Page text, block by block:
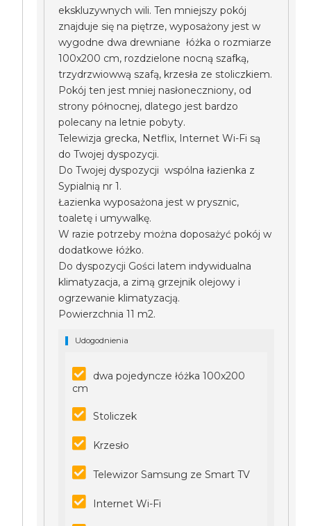
ekskluzywnych wili. Ten mniejszy pokój
znajduje się na piętrze, wyposażony jest w
wygodne dwa drewniane łóżka o rozmiarze
100x200 cm, rozdzielone nocną szafką,
trzydrzwiowwą szafą, krzesła ze stoliczkiem.
Pokój ten jest mniej nasłoneczniony, od
strony północnej, dlatego jest bardzo
polecany na letnie pobyty.
Telewizja grecka, Netflix, Internet Wi-Fi są
do Twojej dyspozycji.
Do Twojej dyspozycji wspólna łazienka z
Sypialnią nr 1.
Łazienka wyposażona jest w prysznic,
toaletę i umywalkę.
W razie potrzeby można doposażyć pokój w
dodatkowe łóżko.
Do dyspozycji Gości latem indywidualna
klimatyzacja, a zimą grzejnik olejowy i
ogrzewanie klimatyzacją.
Powierzchnia 11 m2.
Udogodnienia
dwa pojedyncze łóżka 100x200
cm
Stoliczek
Krzesło
Telewizor Samsung ze Smart TV
Internet Wi-Fi